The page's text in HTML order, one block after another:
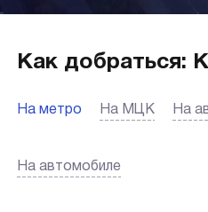
Как добраться:
На метро На МЦК На
На автомобиле